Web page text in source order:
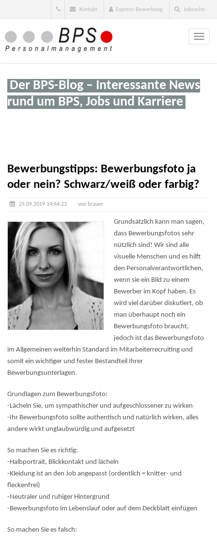
Kontakt Express-Bewerbung Jobsuche
Toggle
Der BPS-Blog – Interessante News
rund um BPS, Jobs und Karriere
Bewerbungstipps: Bewerbungsfoto ja
oder nein? Schwarz/weiß oder farbig?
25.09.2019 14:44:23 von brauer
Grundsätzlich kann man sagen,
dass Bewerbungsfotos sehr
nützlich sind! Wir sind alle
visuelle Menschen und es hilft
den Personalverantwortlichen,
wenn sie ein Bild zu einem
Bewerber im Kopf haben. Es
wird viel darüber diskutiert, ob
man überhaupt noch ein
Bewerbungsfoto braucht,
jedoch ist das Bewerbungsfoto
im Allgemeinen weiterhin Standard im Mitarbeiterrecruiting und
somit ein wichtiger und fester Bestandteil Ihrer
Bewerbungsunterlagen.
Grundlagen zum Bewerbungsfoto:
-Lächeln Sie, um sympathischer und aufgeschlossener zu wirken
-Ihr Bewerbungsfoto sollte authentisch und natürlich wirken, alles
andere wirkt unglaubwürdig und aufgesetzt
So machen Sie es richtig:
-Halbportrait, Blickkontakt und lächeln
-Kleidung ist an den Job angepasst (ordentlich = knitter- und
fleckenfrei)
-Neutraler und ruhiger Hintergrund
-Bewerbungsfoto im Lebenslauf oder auf dem Deckblatt einfügen
So machen Sie es falsch: